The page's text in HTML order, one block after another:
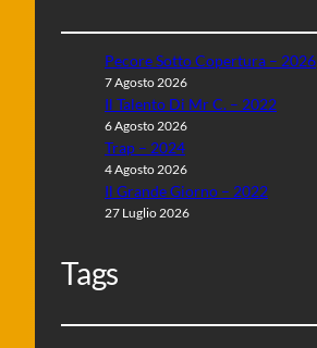
Pecore Sotto Copertura – 2026
7 Agosto 2026
Il Talento Di Mr C. – 2022
6 Agosto 2026
Trap – 2024
4 Agosto 2026
Il Grande Giorno – 2022
27 Luglio 2026
Tags